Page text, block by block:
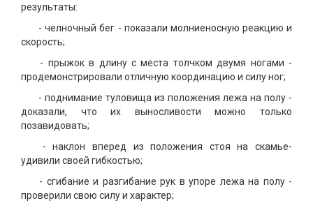
результаты:
- челночный бег - показали молниеносную реакцию и
скорость;
- прыжок в длину с места толчком двумя ногами -
продемонстрировали отличную координацию и силу ног;
- поднимание туловища из положения лежа на полу -
доказали, что их выносливости можно только
позавидовать;
- наклон вперед из положения стоя на скамье-
удивили своей гибкостью;
- сгибание и разгибание рук в упоре лежа на полу -
проверили свою силу и характер;